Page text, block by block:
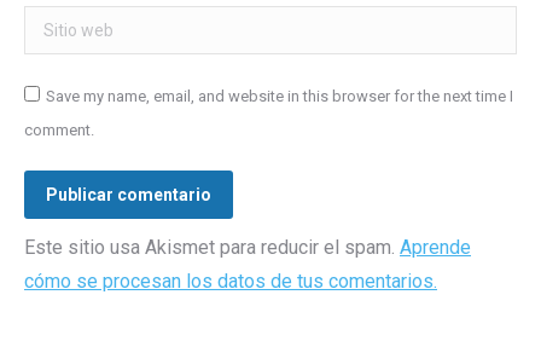
Sitio web
Save my name, email, and website in this browser for the next time I
comment.
Publicar comentario
Este sitio usa Akismet para reducir el spam. Aprende
cómo se procesan los datos de tus comentarios.